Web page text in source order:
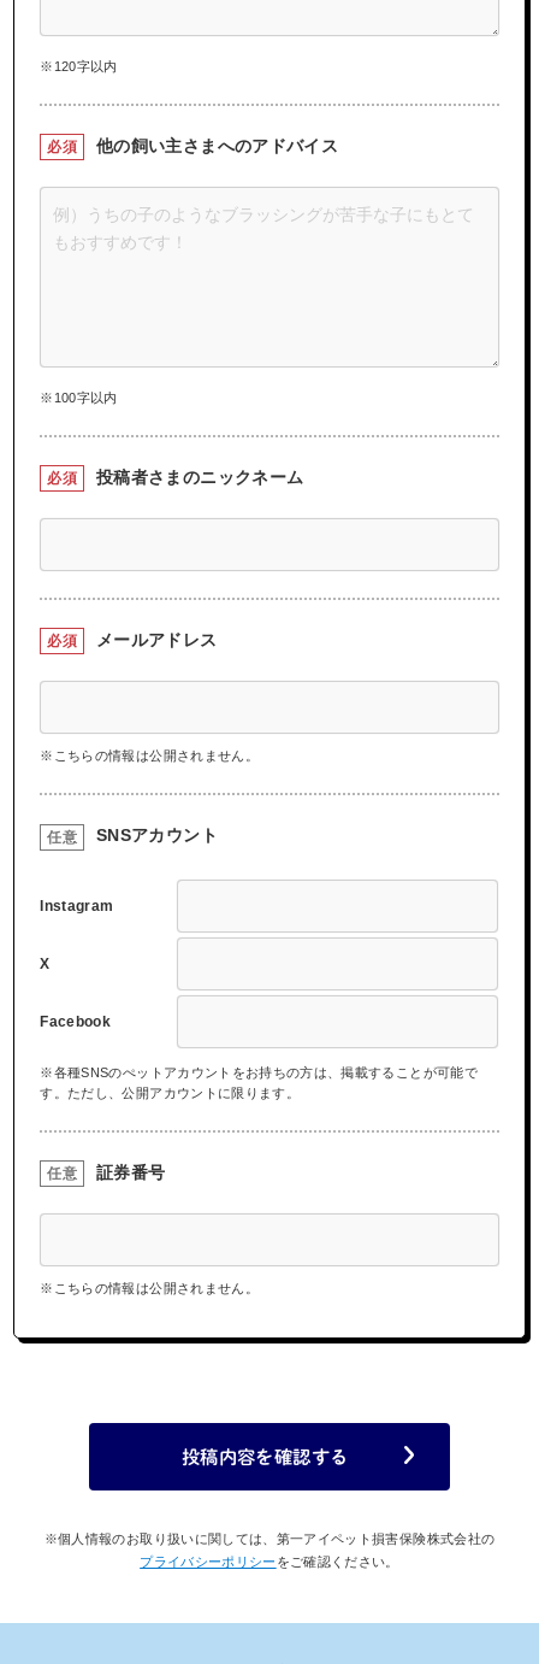
※120字以内
必須 他の飼い主さまへのアドバイス
※100字以内
必須 投稿者さまのニックネーム
必須 メールアドレス
※こちらの情報は公開されません。
任意 SNSアカウント
Instagram
X
Facebook
※各種SNSのぺットアカウントをお持ちの方は、掲載することが可能で
す。ただし、公開アカウントに限ります。
任意 証券番号
※こちらの情報は公開されません。
投稿内容を確認する
※個人情報のお取り扱いに関しては、第一アイペット損害保険株式会社の
プライバシーポリシー をご確認ください。